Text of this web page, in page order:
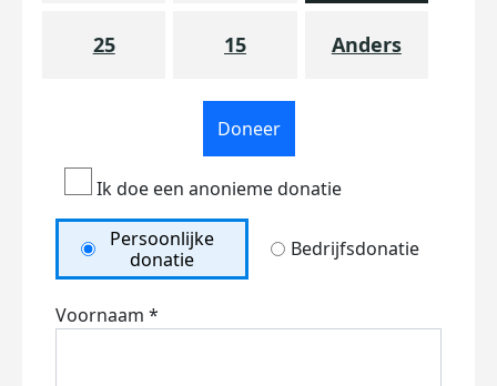
25 15 Anders
Doneer
Ik doe een anonieme donatie
Persoonlijke
donatie
Bedrijfsdonatie
Voornaam *